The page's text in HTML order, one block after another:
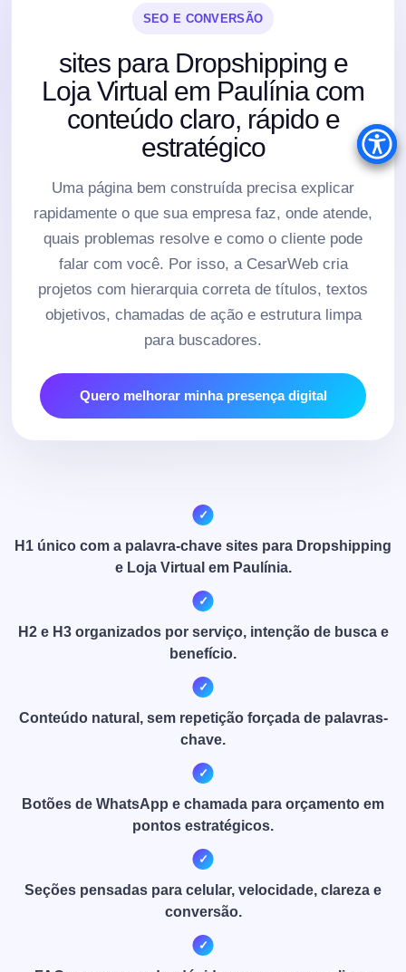
SEO E CONVERSÃO
sites para Dropshipping e
Loja Virtual em Paulínia com
conteúdo claro, rápido e
estratégico
Uma página bem construída precisa explicar
rapidamente o que sua empresa faz, onde atende,
quais problemas resolve e como o cliente pode
falar com você. Por isso, a CesarWeb cria
projetos com hierarquia correta de títulos, textos
objetivos, chamadas de ação e estrutura limpa
para buscadores.
Quero melhorar minha presença digital
H1 único com a palavra-chave sites para Dropshipping
e Loja Virtual em Paulínia.
H2 e H3 organizados por serviço, intenção de busca e
benefício.
Conteúdo natural, sem repetição forçada de palavras-
chave.
Botões de WhatsApp e chamada para orçamento em
pontos estratégicos.
Seções pensadas para celular, velocidade, clareza e
conversão.